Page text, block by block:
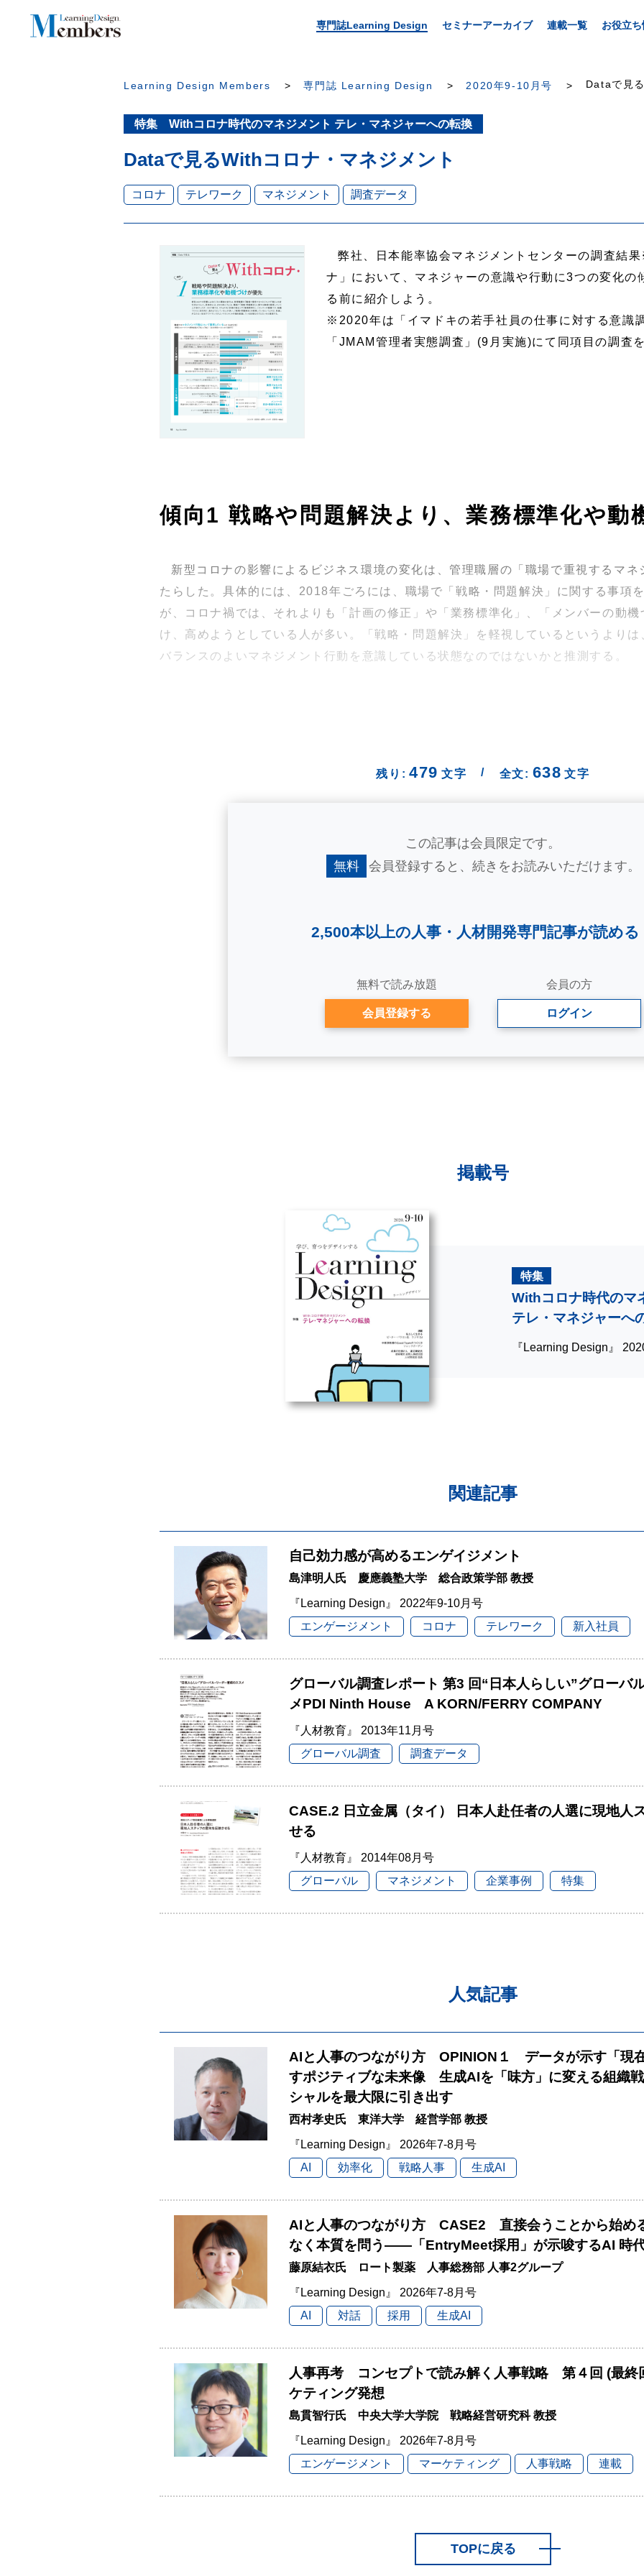
専門誌Learning Design セミナーアーカイブ 連載一覧 お役立
Learning Design Members 専門誌 Learning Design 2020年9-10月号 Dataで見
特集 Withコロナ時代のマネジメント テレ・マネジャーへの転換
Dataで見るWithコロナ・マネジメント
コロナ テレワーク マネジメント 調査データ
弊社、日本能率協会マネジメントセンターの調査結
ナ」において、マネジャーの意識や行動に3つの変化の
る前に紹介しよう。
※2020年は「イマドキの若手社員の仕事に対する意識
「JMAM管理者実態調査」(9月実施)にて同項目の調査
傾向1 戦略や問題解決より、業務標準化や動
新型コロナの影響によるビジネス環境の変化は、管理職層の「職場で重視するマ
たらした。具体的には、2018年ごろには、職場で「戦略・問題解決」に関する事項
が、コロナ禍では、それよりも「計画の修正」や「業務標準化」、「メンバーの動
け、高めようとしている人が多い。「戦略・問題解決」を軽視しているというより
バランスのよいマネジメント行動を意識している状態なのではないかと推測する。
残り: 479 文字 / 全文: 638 文字
この記事は会員限定です。
無料
会員登録すると、 続きをお読みいただけます。
2,500本以上の人事・ 人材開発専門記事が読める
無料で読み放題
会員登録する
会員の方
ログイン
掲載号
特集
Withコロナ時代のマ
テレ・マネジャーへ
『Learning Design』
関連記事
自己効力感が高めるエンゲイジメント
島津明人氏 慶應義塾大学 総合政策学部 教授
『Learning Design』 2022年9-10月号
エンゲージメント
コロナ テレワーク 新入社員
グローバル調査レポート 第3 回“日本人らしい”グローバ
メPDI Ninth House A KORN/FERRY COMPANY
『人材教育』 2013年11月号
グローバル調査
調査データ
CASE.2 日立金属（タイ） 日本人赴任者の人選に現地人
せる
『人材教育』 2014年08月号
グローバル
マネジメント 企業事例 特集
人気記事
AIと人事のつながり方 OPINION１ データが示す「現
すポジティブな未来像 生成AIを「味方」に変える組織
シャルを最大限に引き出す
西村孝史氏 東洋大学 経営学部 教授
『Learning Design』 2026年7-8月号
AI
効率化 戦略人事 生成AI
AIと人事のつながり方 CASE2 直接会うことから始め
なく本質を問う――「EntryMeet採用」が示唆するAI 時
藤原結衣氏 ロート製薬 人事総務部 人事2グループ
『Learning Design』 2026年7-8月号
AI
対話 採用 生成AI
人事再考 コンセプトで読み解く人事戦略 第４回 (最
ケティング発想
島貫智行氏 中央大学大学院 戦略経営研究科 教授
『Learning Design』 2026年7-8月号
エンゲージメント
マーケティング 人事戦略 連載
TOPに戻る